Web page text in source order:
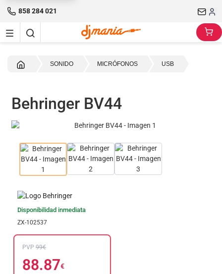
858 284 021
SONIDO MICRÓFONOS USB
Behringer BV44
Disponibilidad inmediata
ZX-102537
PVP 99€
88.87€